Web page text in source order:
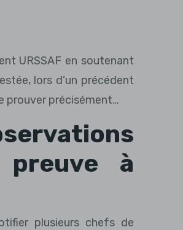
URSSAF en soutenant
lors d’un précédent
prouver précisément…
à
plusieurs chefs de